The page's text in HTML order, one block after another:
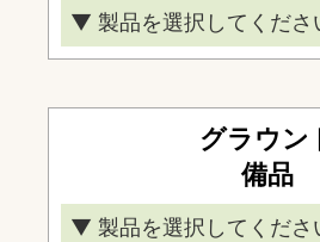
▼ 製品を選択してくださ
グラウン
備品
▼ 製品を選択してくださ